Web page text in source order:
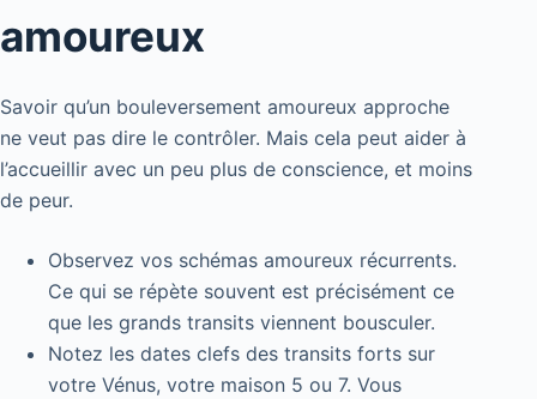
amoureux
Savoir qu’un bouleversement amoureux approche
ne veut pas dire le contrôler. Mais cela peut aider à
l’accueillir avec un peu plus de conscience, et moins
de peur.
Observez vos schémas amoureux récurrents.
Ce qui se répète souvent est précisément ce
que les grands transits viennent bousculer.
Notez les dates clefs des transits forts sur
votre Vénus, votre maison 5 ou 7. Vous